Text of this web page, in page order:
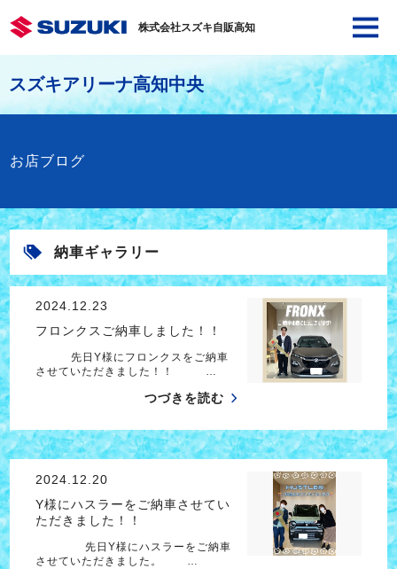
株式会社スズキ自販高知
スズキアリーナ高知中央
お店ブログ
納車ギャラリー
2024.12.23
フロンクスご納車しました！！
先日Y様にフロンクスをご納車
させていただきました！！ …
つづきを読む
2024.12.20
Y様にハスラーをご納車させてい
ただきました！！
先日Y様にハスラーをご納車
させていただきました。 …